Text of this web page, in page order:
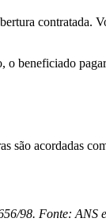
contratada.
beneficiado
são acordadas
98. Fonte: ANS